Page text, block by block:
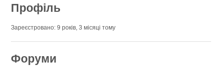
Профіль
Зареєстровано: 9 років, 3 місяці тому
Форуми